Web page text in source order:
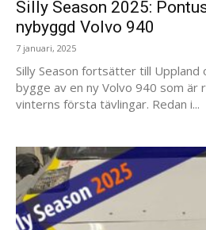
Silly Season 2025:
nybyggd Volvo 940
7 januari, 2025
Silly Season fortsätter till Uppland
bygge av en ny Volvo 940 som är
vinterns första tävlingar. Redan i...